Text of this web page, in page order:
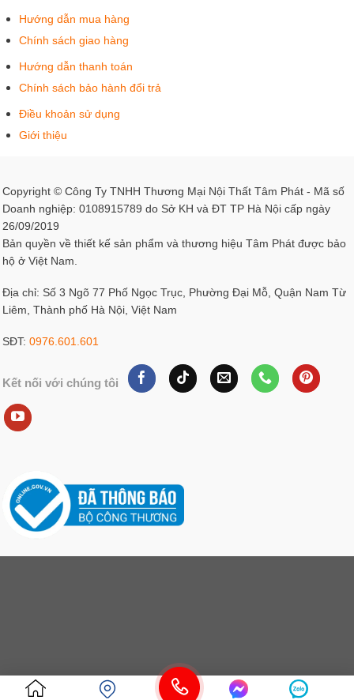
Hướng dẫn mua hàng
Chính sách giao hàng
Hướng dẫn thanh toán
Chính sách bảo hành đổi trả
Điều khoản sử dụng
Giới thiệu
Copyright © Công Ty TNHH Thương Mại Nội Thất Tâm Phát - Mã số
Doanh nghiệp: 0108915789 do Sở KH và ĐT TP Hà Nội cấp ngày
26/09/2019
Bản quyền về thiết kế sản phẩm và thương hiệu Tâm Phát được bảo
hộ ở Việt Nam.
Địa chỉ: Số 3 Ngõ 77 Phố Ngọc Trục, Phường Đại Mỗ, Quận Nam Từ
Liêm, Thành phố Hà Nội, Việt Nam
SĐT: 0976.601.601
Kết nối với chúng tôi